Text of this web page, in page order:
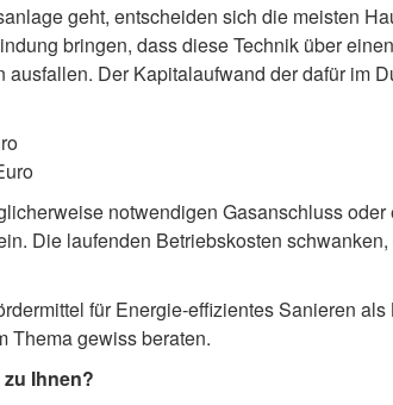
geht, entscheiden sich die meisten
bringen, dass diese Technik über
Der Kapitalaufwand der dafür im
notwendigen Gasanschluss
Die laufenden Betriebskosten
für Energie-effizientes Sanieren
Thema gewiss beraten.
Ihnen?